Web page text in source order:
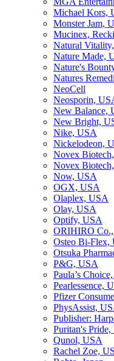
Michael Kors,
Monster Jam,
Mucinex,
Natural
Nature Made,
Nature's
Natures
NeoCell
Neosporin,
New Balance,
New Bright,
Nike, USA
Niсkelodeon,
Novex
Novex
Now, USA
OGX, USA
Olaplex, USA
Olay, USA
Optify, USA
ORIHIRO Co.,
Osteo Bi-Flex,
Otsuka
P&G, USA
Paula’s
Pearlessence,
Pfizer
PhysAssist,
Publisher:
Puritan's Pride,
Qunol, USA
Rachel Zoe,